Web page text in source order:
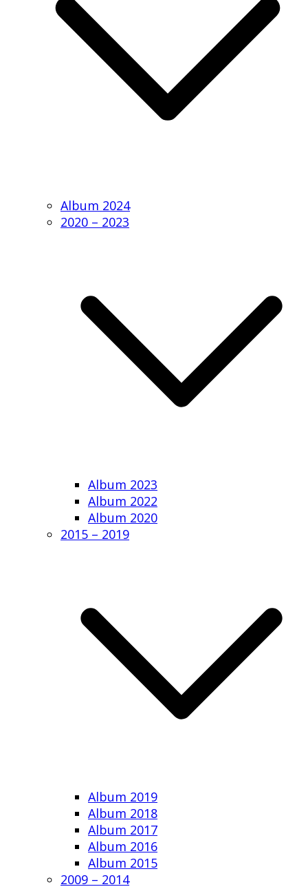
Album 2024
2020 – 2023
Album 2023
Album 2022
Album 2020
2015 – 2019
Album 2019
Album 2018
Album 2017
Album 2016
Album 2015
2009 – 2014